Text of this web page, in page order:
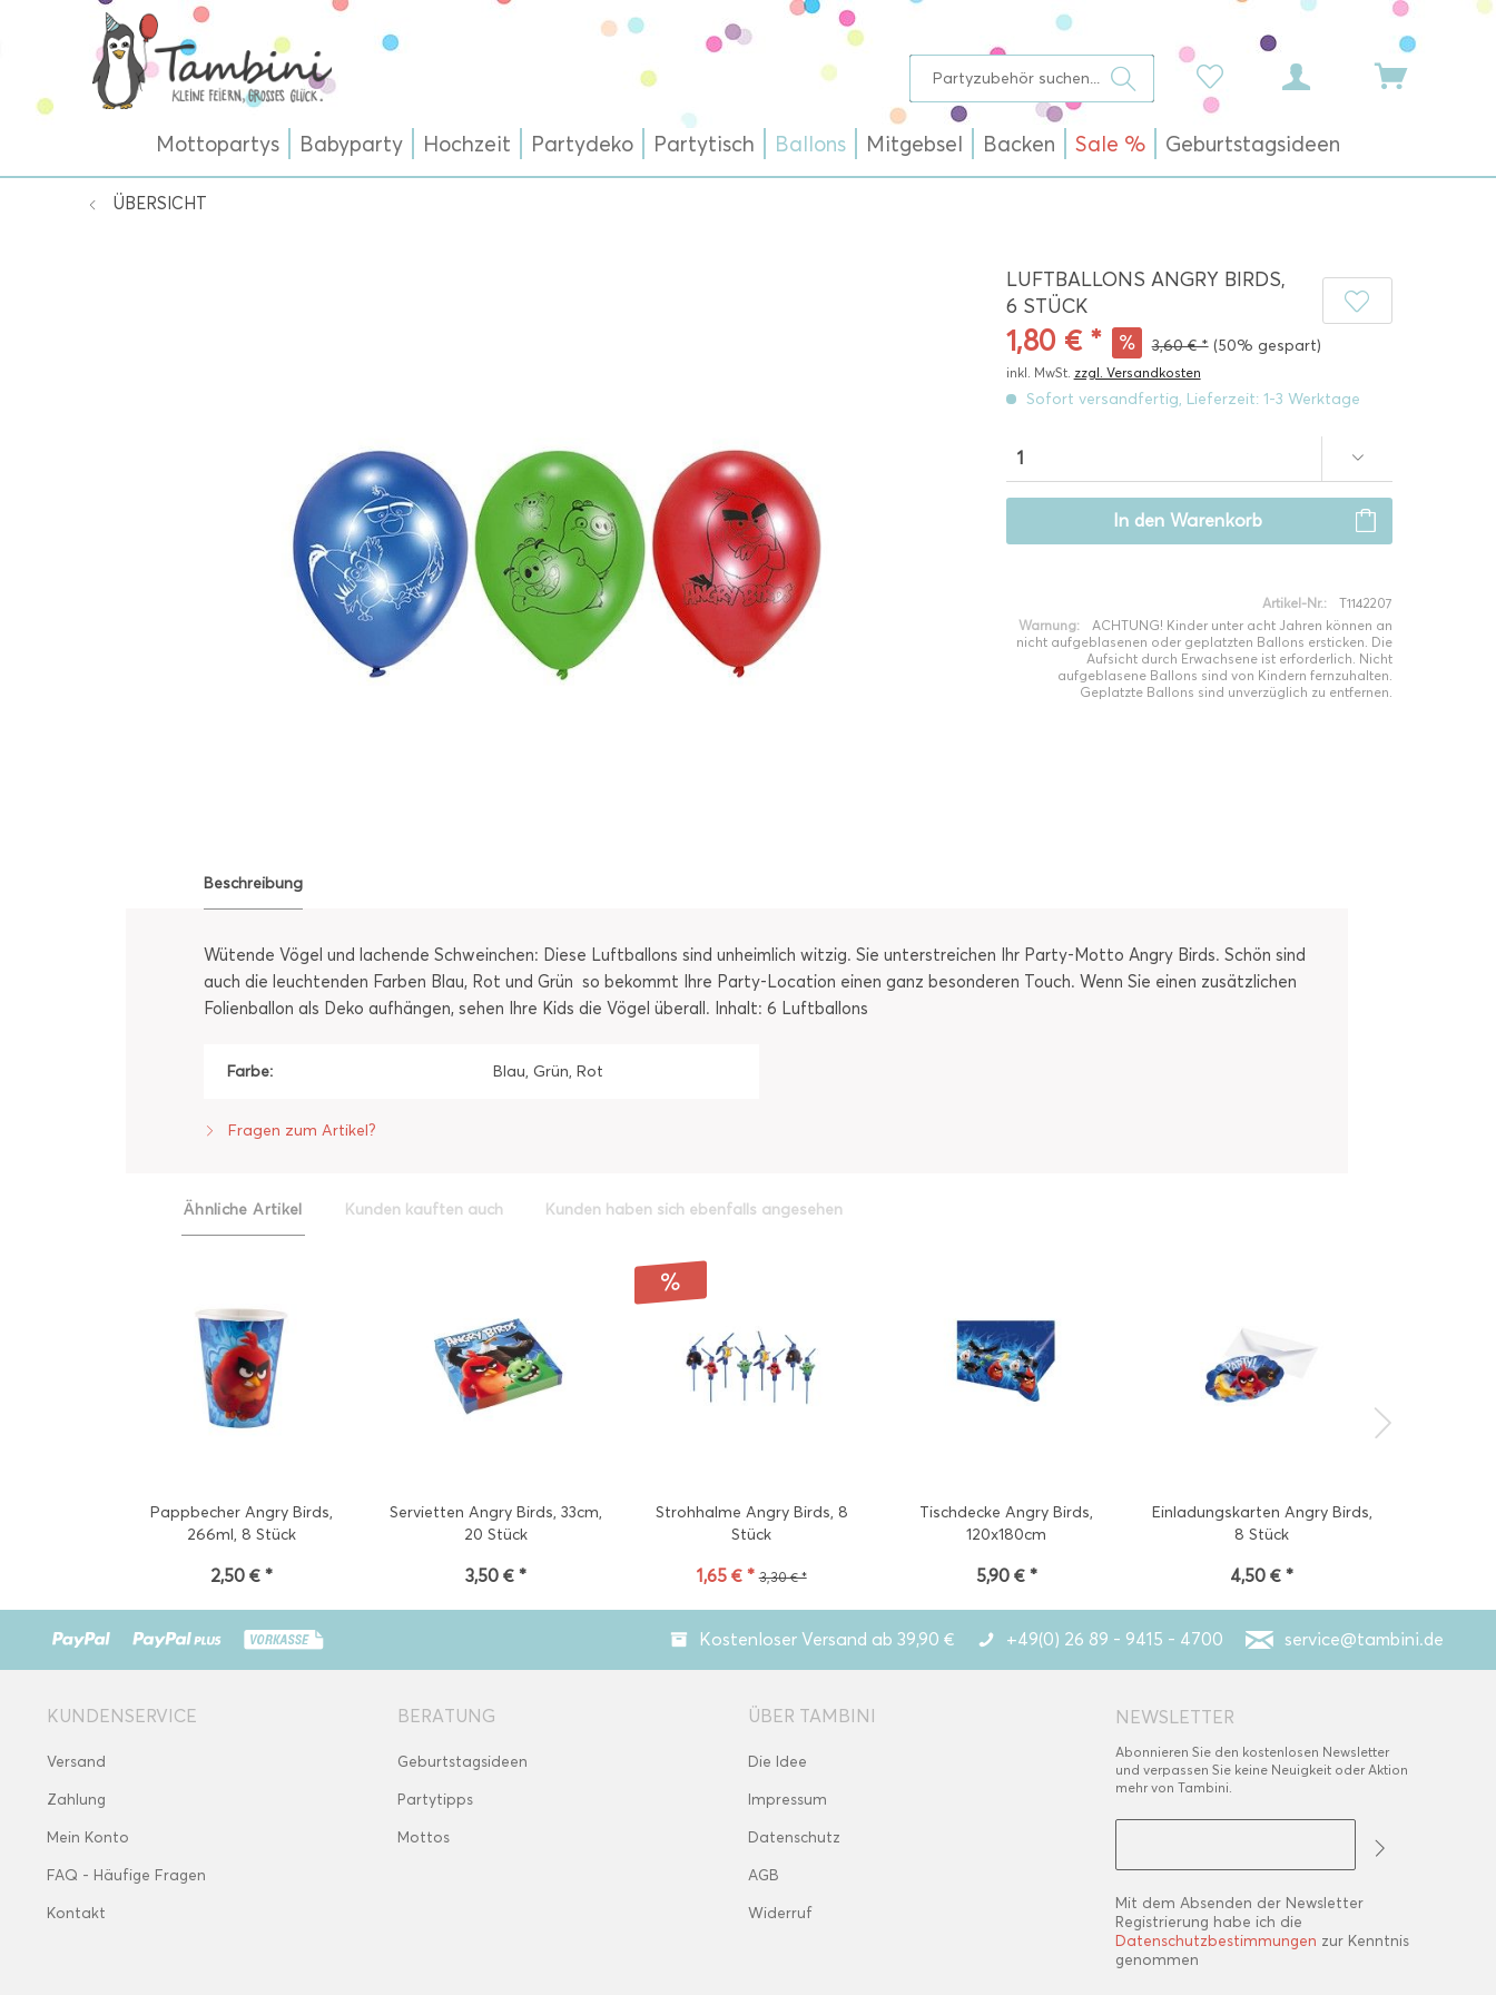
Mottopartys Babyparty Hochzeit Partydeko Partytisch Ballons Mitgebsel Backen Sale % Geburtstagsideen
ÜBERSICHT
LUFTBALLONS ANGRY BIRDS,
6 STÜCK
1,80 € * 3,60 € * (50% gespart)
inkl. MwSt. zzgl. Versandkosten
Sofort versandfertig, Lieferzeit: 1-3 Werktage
In den Warenkorb
Artikel-Nr.:
T1142207
Warnung:
ACHTUNG! Kinder unter acht Jahren können an
nicht aufgeblasenen oder geplatzten Ballons ersticken. Die
Aufsicht durch Erwachsene ist erforderlich. Nicht
aufgeblasene Ballons sind von Kindern fernzuhalten.
Geplatzte Ballons sind unverzüglich zu entfernen.
Beschreibung
Wütende Vögel und lachende Schweinchen: Diese Luftballons sind unheimlich witzig. Sie unterstreichen Ihr Party-Motto Angry Birds. Schön sind
auch die leuchtenden Farben Blau, Rot und Grün  so bekommt Ihre Party-Location einen ganz besonderen Touch. Wenn Sie einen zusätzlichen
Folienballon als Deko aufhängen, sehen Ihre Kids die Vögel überall. Inhalt: 6 Luftballons
Farbe: Blau, Grün, Rot
Fragen zum Artikel?
Ähnliche Artikel Kunden kauften auch Kunden haben sich ebenfalls angesehen
Pappbecher Angry Birds,
266ml, 8 Stück
2,50 € *
Servietten Angry Birds, 33cm,
20 Stück
3,50 € *
Strohhalme Angry Birds, 8
Stück
1,65 € * 3,30 € *
Tischdecke Angry Birds,
120x180cm
5,90 € *
Einladungskarten Angry Birds,
8 Stück
4,50 € *
Kostenloser Versand ab 39,90 € +49(0) 26 89 - 9415 - 4700 service@tambini.de
KUNDENSERVICE
Versand
Zahlung
Mein Konto
FAQ - Häufige Fragen
Kontakt
BERATUNG
Geburtstagsideen
Partytipps
Mottos
ÜBER TAMBINI
Die Idee
Impressum
Datenschutz
AGB
Widerruf
NEWSLETTER
Abonnieren Sie den kostenlosen Newsletter
und verpassen Sie keine Neuigkeit oder Aktion
mehr von Tambini.
Mit dem Absenden der Newsletter
Registrierung habe ich die
Datenschutzbestimmungen zur Kenntnis
genommen